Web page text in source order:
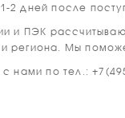
дней после
и ПЭК
региона. Мы
нами по тел.: